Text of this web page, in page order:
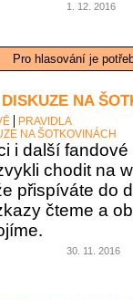
1. 12. 2016
Pro hlasování je
NA
PRAVIDLA
NA ŠOTKOVINÁCH
i další
chodit na
přispíváte do
čteme a
30. 11. 2016